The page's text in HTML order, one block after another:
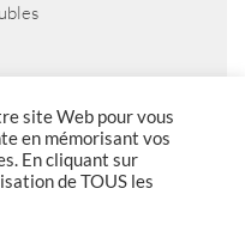
site Web pour vous
en mémorisant vos
En cliquant sur
de TOUS les